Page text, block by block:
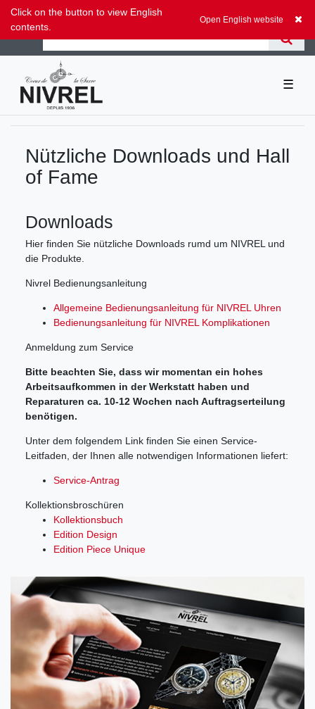
Click on the button to view English
contents.
Open English website
Zum Blog
☰
Nützliche Downloads und Hall
of Fame
Downloads
Hier finden Sie nützliche Downloads rumd um NIVREL und
die Produkte.
Nivrel Bedienungsanleitung
Allgemeine Bedienungsanleitung für NIVREL Uhren
Bedienungsanleitung für NIVREL Komplikationen
Anmeldung zum Service
Bitte beachten Sie, dass wir momentan ein hohes
Arbeitsaufkommen in der Werkstatt haben und
Reparaturen ca. 10-12 Wochen nach Auftragserteilung
benötigen.
Unter dem folgendem Link finden Sie einen Service-
Leitfaden, der Ihnen alle notwendigen Informationen liefert:
Service-Antrag
Kollektionsbroschüren
Kollektionsbuch
Edition Design
Edition Piece Unique